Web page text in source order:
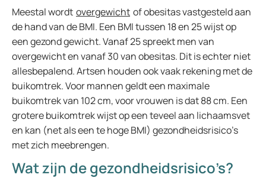
Meestal wordt overgewicht of obesitas vastgesteld aan
de hand van de BMI. Een BMI tussen 18 en 25 wijst op
een gezond gewicht. Vanaf 25 spreekt men van
overgewicht en vanaf 30 van obesitas. Dit is echter niet
allesbepalend. Artsen houden ook vaak rekening met de
buikomtrek. Voor mannen geldt een maximale
buikomtrek van 102 cm, voor vrouwen is dat 88 cm. Een
grotere buikomtrek wijst op een teveel aan lichaamsvet
en kan (net als een te hoge BMI) gezondheidsrisico’s
met zich meebrengen.
Wat zijn de gezondheidsrisico’s?